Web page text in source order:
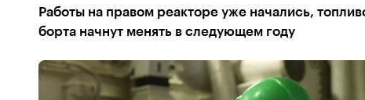
Работы на правом реакторе уже начались,
борта начнут менять в следующем году